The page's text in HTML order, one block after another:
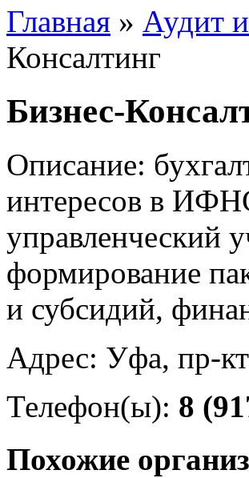
Главная » Аудит
Консалтинг
Бизнес-
Описание:
интересов в
управленческий
формирование
и субсидий,
Адрес: Уфа, пр-
Телефон(ы): 8
Похожие